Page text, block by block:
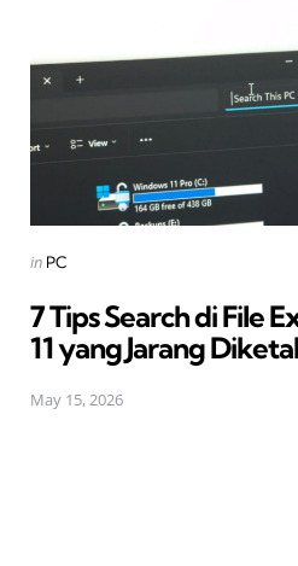
Posted
in PC
7 Tips Search di File
11 yang Jarang
May 15, 2026